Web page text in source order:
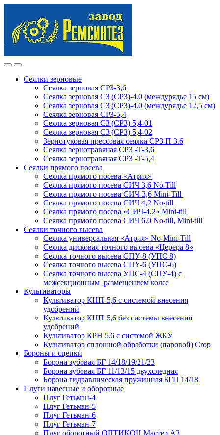
navigation
content
Сеялки зерновые
Сеялка зерновая СРЗ-3,6
Сеялка зерновая СЗ (СРЗ)-4.0 (междурядье 15 см)
Сеялка зерновая СЗ (СРЗ)-4.0 (междурядье 12,5 см)
Сеялка зерновая СРЗ-5,4
Сеялка зерновая СЗ (СРЗ) 5,4-01
Сеялка зерновая СЗ (СРЗ) 5,4-02
Зернотуковая прессовая сеялка СРЗ-П 3.6
Сеялка зернотравяная СРЗ -Т-3,6
Сеялка зернотравяная СРЗ -Т-5,4
Сеялки прямого посева
Сеялка прямого посева «Атрия»
Сеялка прямого посева СИЧ 3,6 No-Till
Сеялка прямого посева СИЧ-3,6 Mini-Till
Сеялка прямого посева СИЧ 4,2 No-till
Сеялка прямого посева «СИЧ-4,2» Mini-till
Сеялка прямого посева СИЧ 6.0 No-till, Mini-till
Сеялки точного высева
Сеялка универсальная «Атрия» No-Mini-Till
Сеялка дисковая точного высева «Церера 8»
Сеялка точного высева СПУ-8 (УПС 8)
Сеялка точного высева СПУ-6 (УПС-6)
Сеялка точного высева УПС-4 (СПУ-4) с
межсекционным размещением колес
Культиваторы
Культиватор КНП-5,6 с системой внесения
удобрений
Культиватор КНП-5,6 без системы внесения
удобрений
Культиватор КРН 5.6 с системой ЖКУ
Культиватор сплошной обработки (паровой) Crop
Бороны и сцепки
Борона зубовая БГ 14/18/19/21/23
Борона зубовая БГ 11/13/15 двухследная
Борона гидравлическая пружинная БГП 14/18
Плуги навесные и оборотные
Плуг Гетьман-4
Плуг Гетьман-5
Плуг Гетьман-6
Плуг Гетьман-7
Плуг оборотный ОПТИКОН Мастер А3